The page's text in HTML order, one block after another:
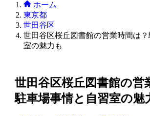
ホーム
東京都
世田谷区
世田谷区桜丘図書館の営業時間は
室の魅力も
世田谷区桜丘図書館の営
駐車場事情と自習室の魅